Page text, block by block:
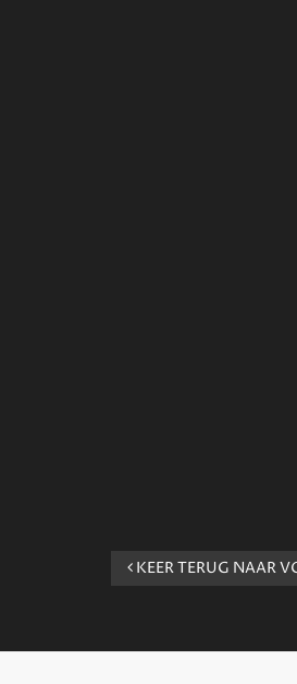
KEER TERUG NAAR